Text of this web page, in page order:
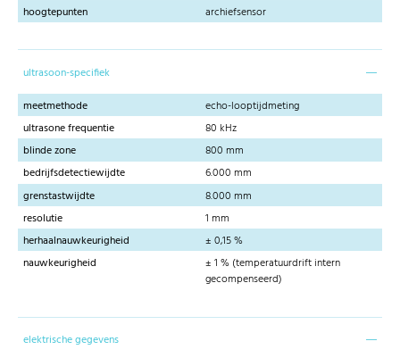
hoogtepunten
archiefsensor
ultrasoon-specifiek
meetmethode
echo-looptijdmeting
ultrasone frequentie
80 kHz
blinde zone
800 mm
bedrijfsdetectiewijdte
6.000 mm
grenstastwijdte
8.000 mm
resolutie
1 mm
herhaalnauwkeurigheid
± 0,15 %
nauwkeurigheid
± 1 % (temperatuurdrift intern
gecompenseerd)
elektrische gegevens